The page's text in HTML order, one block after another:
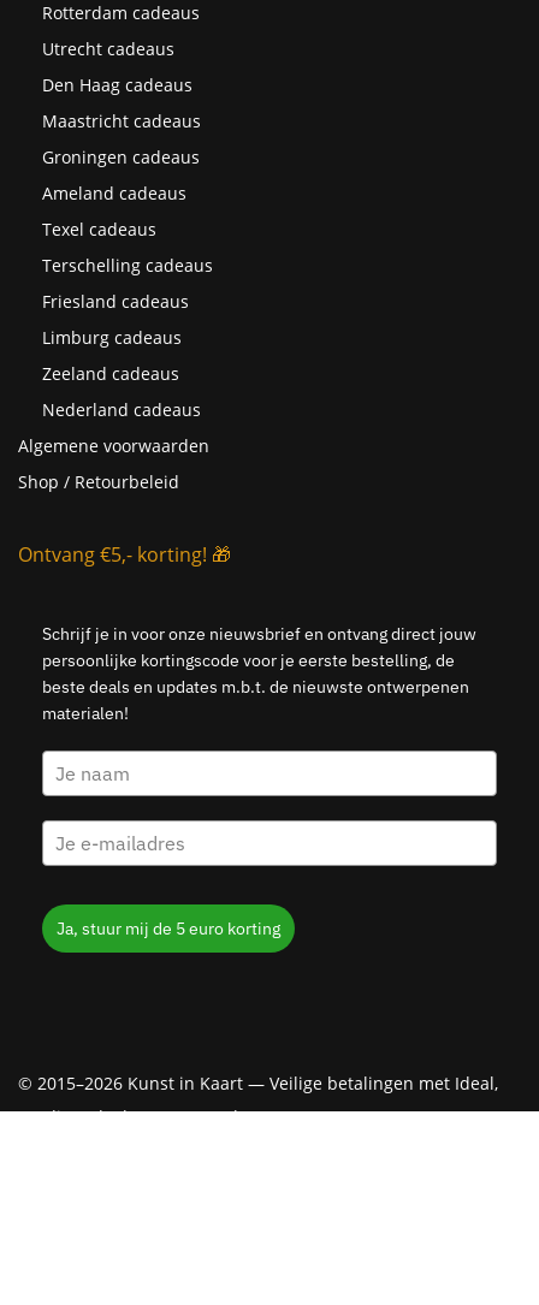
Rotterdam cadeaus
Utrecht cadeaus
Den Haag cadeaus
Maastricht cadeaus
Groningen cadeaus
Ameland cadeaus
Texel cadeaus
Terschelling cadeaus
Friesland cadeaus
Limburg cadeaus
Zeeland cadeaus
Nederland cadeaus
Algemene voorwaarden
Shop / Retourbeleid
Ontvang €5,- korting! 🎁
Schrijf je in voor onze nieuwsbrief en ontvang direct jouw
persoonlijke kortingscode voor je eerste bestelling, de
beste deals en updates m.b.t. de nieuwste ontwerpenen
materialen!
Ja, stuur mij de 5 euro korting
© 2015–2026 Kunst in Kaart — Veilige betalingen met Ideal,
Creditcard, Klarna & PayPal